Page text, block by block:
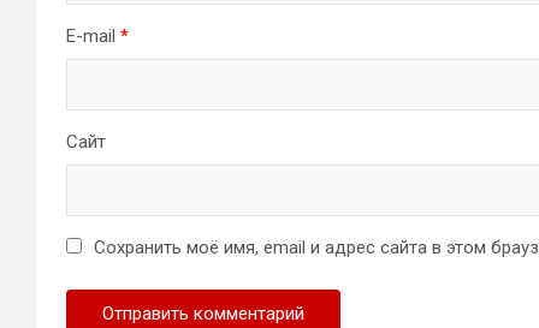
E-mail *
Сайт
Сохранить моё имя, email и адрес сайта в этом